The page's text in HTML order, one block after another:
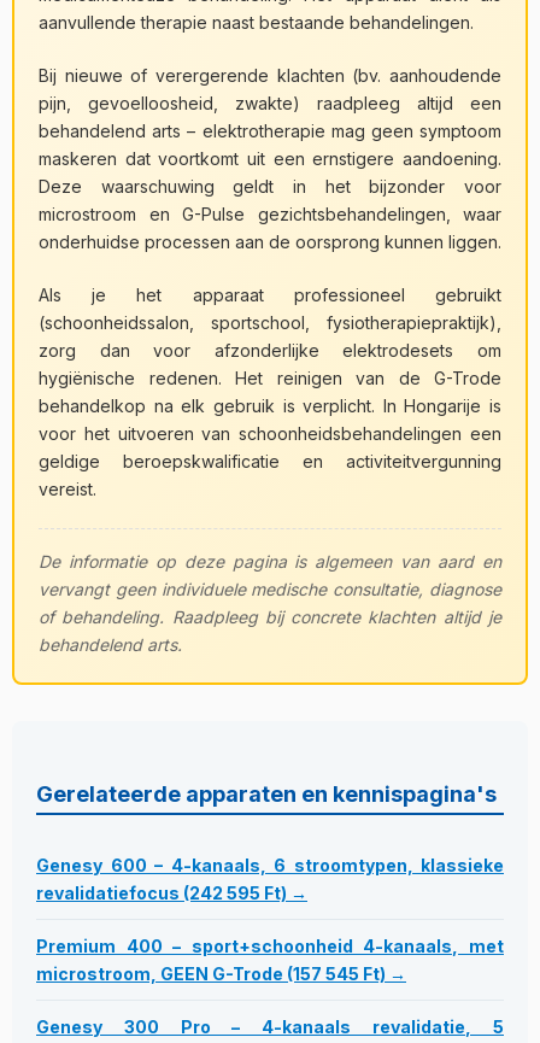
aanvullende therapie naast bestaande behandelingen.
Bij nieuwe of verergerende klachten (bv. aanhoudende
pijn, gevoelloosheid, zwakte) raadpleeg altijd een
behandelend arts – elektrotherapie mag geen symptoom
maskeren dat voortkomt uit een ernstigere aandoening.
Deze waarschuwing geldt in het bijzonder voor
microstroom en G-Pulse gezichtsbehandelingen, waar
onderhuidse processen aan de oorsprong kunnen liggen.
Als je het apparaat professioneel gebruikt
(schoonheidssalon, sportschool, fysiotherapiepraktijk),
zorg dan voor afzonderlijke elektrodesets om
hygiënische redenen. Het reinigen van de G-Trode
behandelkop na elk gebruik is verplicht. In Hongarije is
voor het uitvoeren van schoonheidsbehandelingen een
geldige beroepskwalificatie en activiteitvergunning
vereist.
De informatie op deze pagina is algemeen van aard en
vervangt geen individuele medische consultatie, diagnose
of behandeling. Raadpleeg bij concrete klachten altijd je
behandelend arts.
Gerelateerde apparaten en kennispagina's
Genesy 600 – 4-kanaals, 6 stroomtypen, klassieke
revalidatiefocus (242 595 Ft) →
Premium 400 – sport+schoonheid 4-kanaals, met
microstroom, GEEN G-Trode (157 545 Ft) →
Genesy 300 Pro – 4-kanaals revalidatie, 5